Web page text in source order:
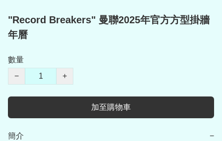
"Record Breakers" 曼聯2025年官方方型掛牆
年曆
數量
−
+
加至購物車
簡介 −